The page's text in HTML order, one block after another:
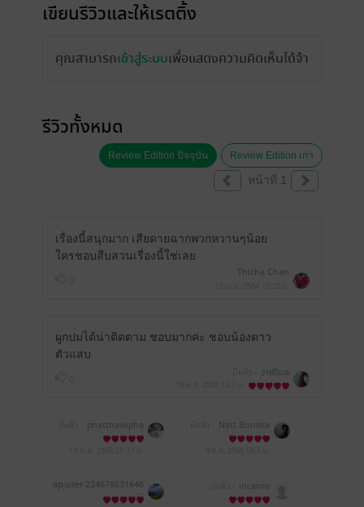
เขียนรีวิวและให้เรตติ้ง
คุณสามารถเข้าสู่ระบบเพื่อแสดงความคิดเห็นได้จ้า
รีวิวทั้งหมด
Review Edition เก่า
Review Edition ปัจจุบัน
หน้าที่ 1
เรื่องนี้สนุกมาก เสียดายฉากพวกหวานๆน้อย
ใครชอบสืบสวนเรื่องนี้ใช่เลย
Thicha Chan
ผูกปมได้น่าติดตาม ชอบมากค่ะ ชอบน้องดาว
ตัวแสบ
วาฬวิมล
pnatthawipha Natt Buntita
ap-user-224678631646
41
incanto